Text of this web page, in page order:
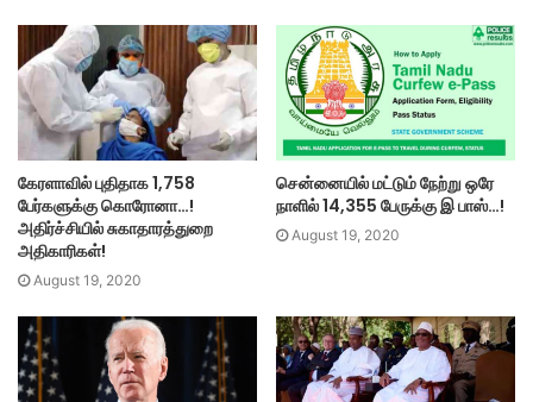
கேரளாவில் புதிதாக 1,758
பேர்களுக்கு கொரோனா…!
அதிர்ச்சியில் சுகாதாரத்துறை
அதிகாரிகள்!
August 19, 2020
சென்னையில் மட்டும் நேற்று ஒரே
நாளில் 14,355 பேருக்கு இ பாஸ்…!
August 19, 2020